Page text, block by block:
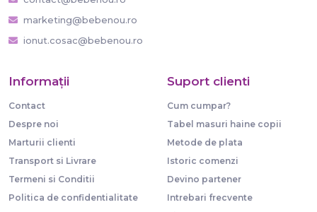
marketing@bebenou.ro
ionut.cosac@bebenou.ro
Informaţii
Contact
Despre noi
Marturii clienti
Transport si Livrare
Termeni si Conditii
Politica de confidentialitate
Suport clienti
Cum cumpar?
Tabel masuri haine copii
Metode de plata
Istoric comenzi
Devino partener
Intrebari frecvente